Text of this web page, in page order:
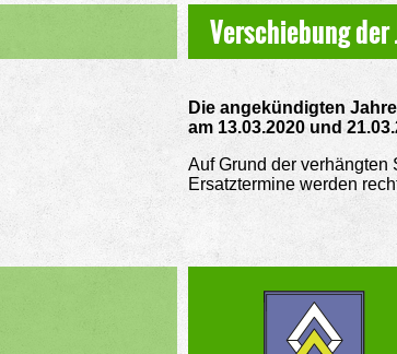
Verschiebung
Die angekündigten
am 13.03.2020 und
Auf Grund der
Ersatztermine werden